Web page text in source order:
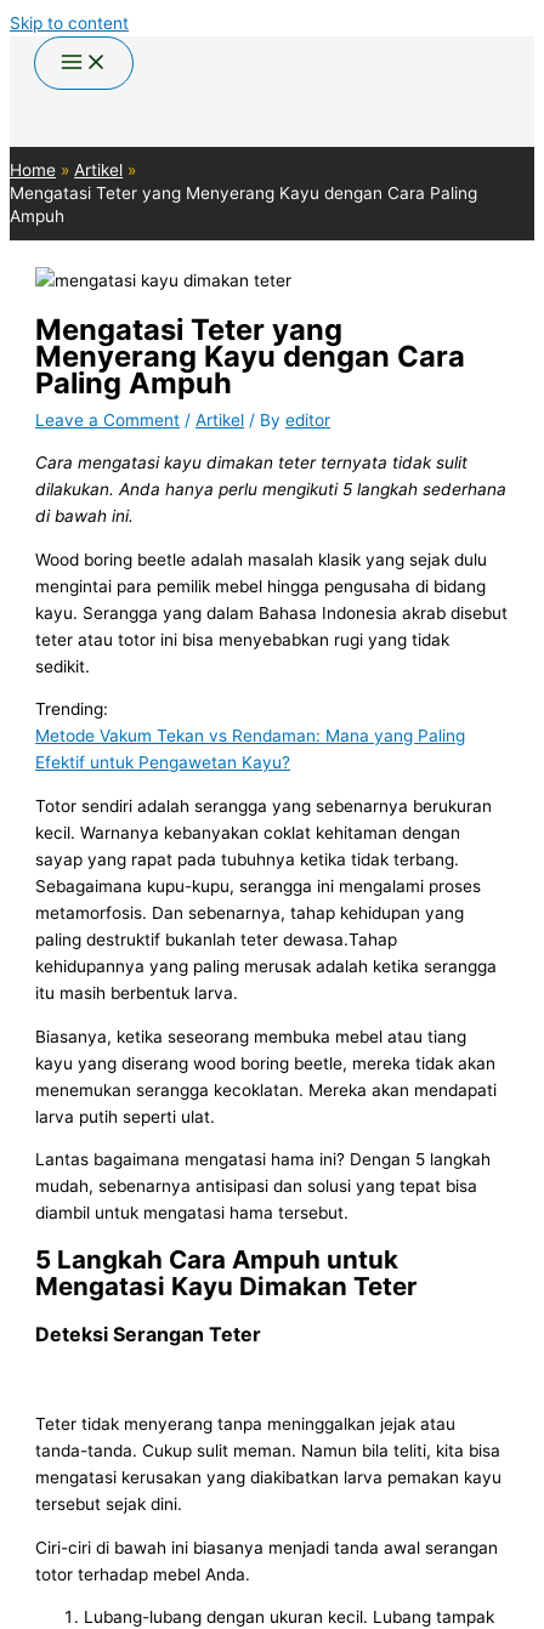
Skip to content
Home
Artikel
Mengatasi Teter yang Menyerang Kayu dengan Cara Paling
Ampuh
Mengatasi Teter yang
Menyerang Kayu dengan Cara
Paling Ampuh
Leave a Comment /Artikel / Byeditor
Cara mengatasi kayu dimakan teter ternyata tidak sulit
dilakukan. Anda hanya perlu mengikuti 5 langkah sederhana
di bawah ini.
Wood boring beetle adalah masalah klasik yang sejak dulu
mengintai para pemilik mebel hingga pengusaha di bidang
kayu. Serangga yang dalam Bahasa Indonesia akrab disebut
teter atau totor ini bisa menyebabkan rugi yang tidak
sedikit.
Trending:
Metode Vakum Tekan vs Rendaman: Mana yang Paling
Efektif untuk Pengawetan Kayu?
Totor sendiri adalah serangga yang sebenarnya berukuran
kecil. Warnanya kebanyakan coklat kehitaman dengan
sayap yang rapat pada tubuhnya ketika tidak terbang.
Sebagaimana kupu-kupu, serangga ini mengalami proses
metamorfosis. Dan sebenarnya, tahap kehidupan yang
paling destruktif bukanlah teter dewasa.Tahap
kehidupannya yang paling merusak adalah ketika serangga
itu masih berbentuk larva.
Biasanya, ketika seseorang membuka mebel atau tiang
kayu yang diserang wood boring beetle, mereka tidak akan
menemukan serangga kecoklatan. Mereka akan mendapati
larva putih seperti ulat.
Lantas bagaimana mengatasi hama ini? Dengan 5 langkah
mudah, sebenarnya antisipasi dan solusi yang tepat bisa
diambil untuk mengatasi hama tersebut.
5 Langkah Cara Ampuh untuk
Mengatasi Kayu Dimakan Teter
Deteksi Serangan Teter
Teter tidak menyerang tanpa meninggalkan jejak atau
tanda-tanda. Cukup sulit meman. Namun bila teliti, kita bisa
mengatasi kerusakan yang diakibatkan larva pemakan kayu
tersebut sejak dini.
Ciri-ciri di bawah ini biasanya menjadi tanda awal serangan
totor terhadap mebel Anda.
Lubang-lubang dengan ukuran kecil. Lubang tampak